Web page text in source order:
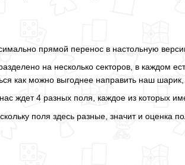
прямой перенос в настольную
на несколько секторов, в каждом
как можно выгоднее направить наш
ждет 4 разных поля, каждое из которых
поля здесь разные, значит и оценка